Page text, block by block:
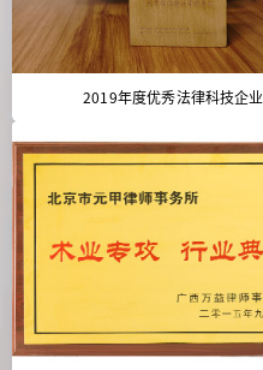
2019年度优秀法律科技企业